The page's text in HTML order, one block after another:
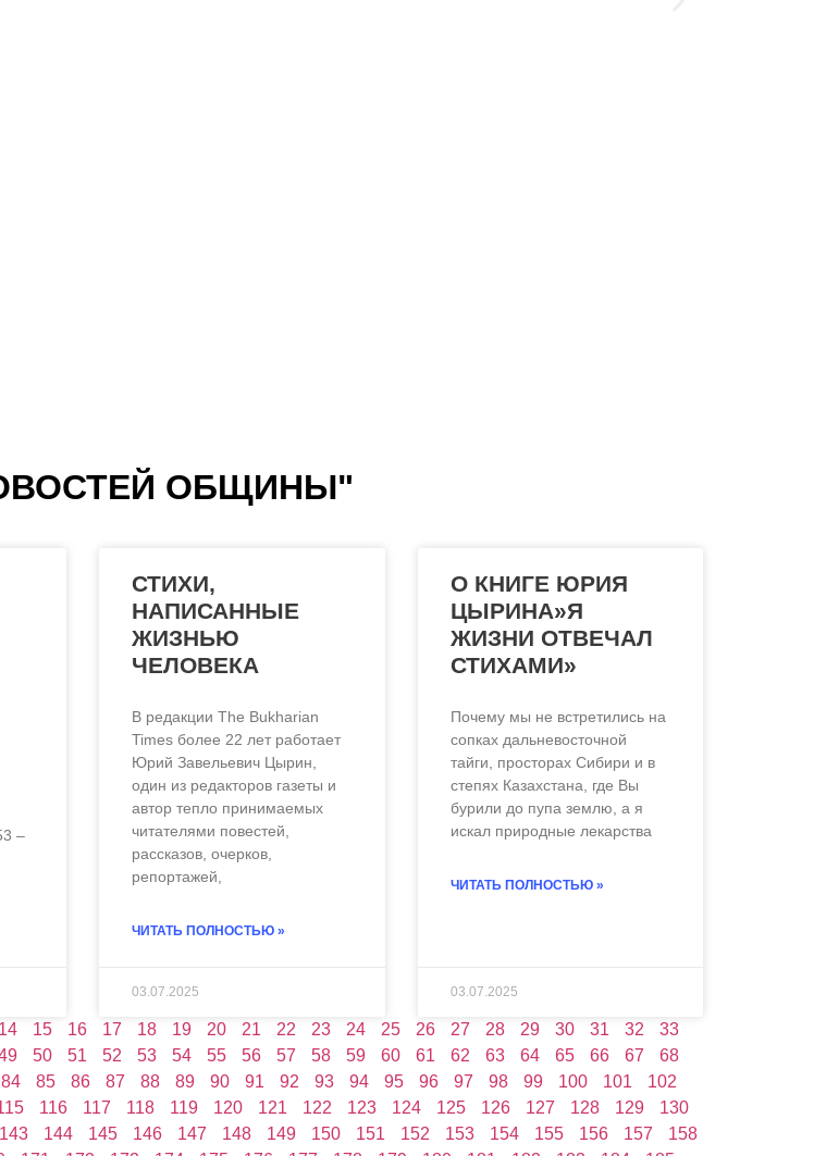
ОБЩИНЫ"
–
СТИХИ,
НАПИСАННЫЕ
ЖИЗНЬЮ
ЧЕЛОВЕКА
В редакции The Bukharian
Times более 22 лет работает
Юрий Завельевич Цырин,
один из редакторов газеты и
автор тепло принимаемых
читателями повестей,
рассказов, очерков,
репортажей,
ЧИТАТЬ ПОЛНОСТЬЮ »
03.07.2025
О КНИГЕ ЮРИЯ
ЦЫРИНА»Я
ЖИЗНИ ОТВЕЧАЛ
СТИХАМИ»
Почему мы не встретились на
сопках дальневосточной
тайги, просторах Сибири и в
степях Казахстана, где Вы
бурили до пупа землю, а я
искал природные лекарства
ЧИТАТЬ ПОЛНОСТЬЮ »
03.07.2025
14 15 16 17 18 19 20 21 22 23 24 25 26 27 28 29 30 31 32
33
50 51 52 53 54 55 56 57 58 59 60 61 62 63 64 65 66 67
68
84 85 86 87 88 89 90 91 92 93 94 95 96 97 98 99 100 101
102
116 117 118 119 120 121 122 123 124 125 126 127 128 129
130
143 144 145 146 147 148 149 150 151 152 153 154 155 156 157
158